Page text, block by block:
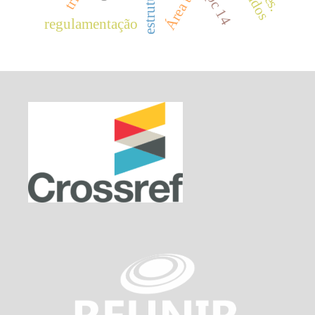
regulamentação